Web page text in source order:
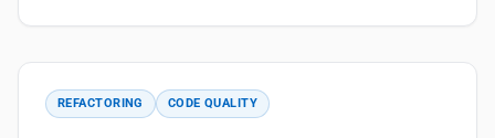
REFACTORING CODE QUALITY